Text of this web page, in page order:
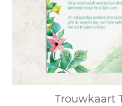
Trouwkaart